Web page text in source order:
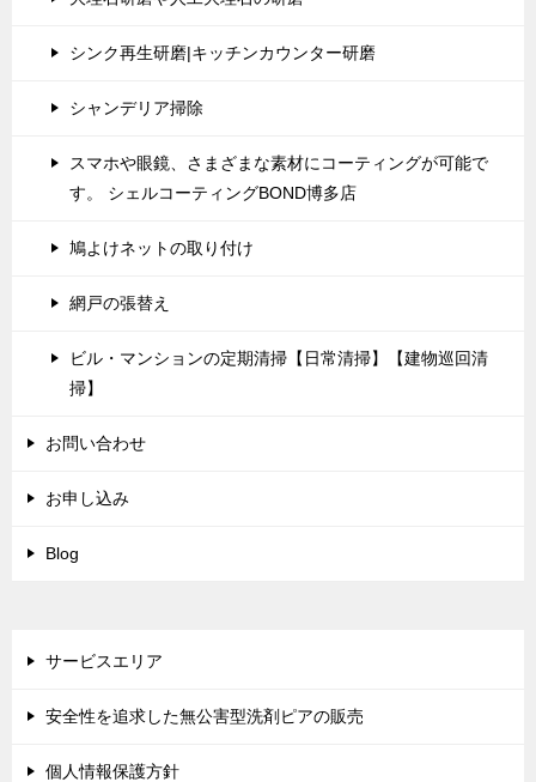
シンク再生研磨|キッチンカウンター研磨
シャンデリア掃除
スマホや眼鏡、さまざまな素材にコーティングが可能で
す。 シェルコーティングBOND博多店
鳩よけネットの取り付け
網戸の張替え
ビル・マンションの定期清掃【日常清掃】【建物巡回清
掃】
お問い合わせ
お申し込み
Blog
サービスエリア
安全性を追求した無公害型洗剤ピアの販売
個人情報保護方針